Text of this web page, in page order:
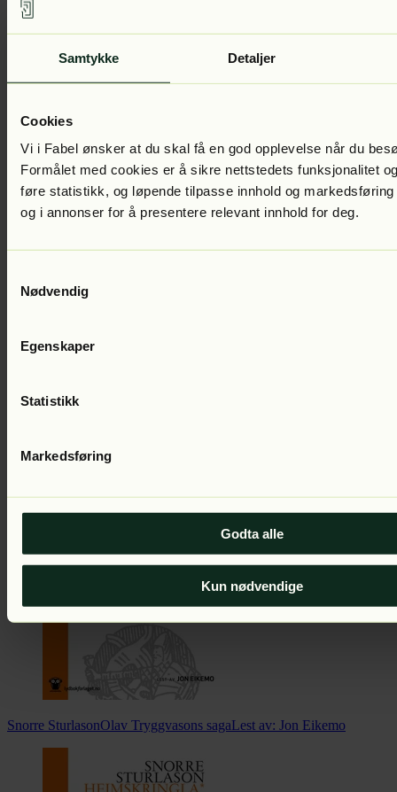
Samtykke Detaljer
Cookies
Vi i Fabel ønsker at du skal få en god opplevelse når du
Formålet med cookies er å sikre nettstedets funksjonalitet
føre statistikk, og løpende tilpasse innhold og markedsføring
og i annonser for å presentere relevant innhold for deg.
Nødvendig
Egenskaper
Statistikk
Markedsføring
Godta alle
Kun nødvendige
Snorre SturlasonHarald Hardrådes saga Lest av:
Snorre SturlasonOlav den Helliges sagaLest av:Jon Eikemo
Snorre SturlasonOlav Tryggvasons sagaLest av: Jon Eikemo